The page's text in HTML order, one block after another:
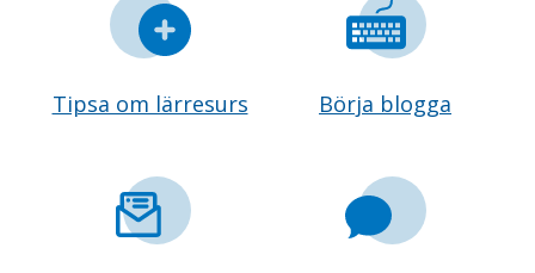
Tipsa om lärresurs Börja blogga